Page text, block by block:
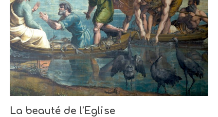
La beauté de l’Eglise